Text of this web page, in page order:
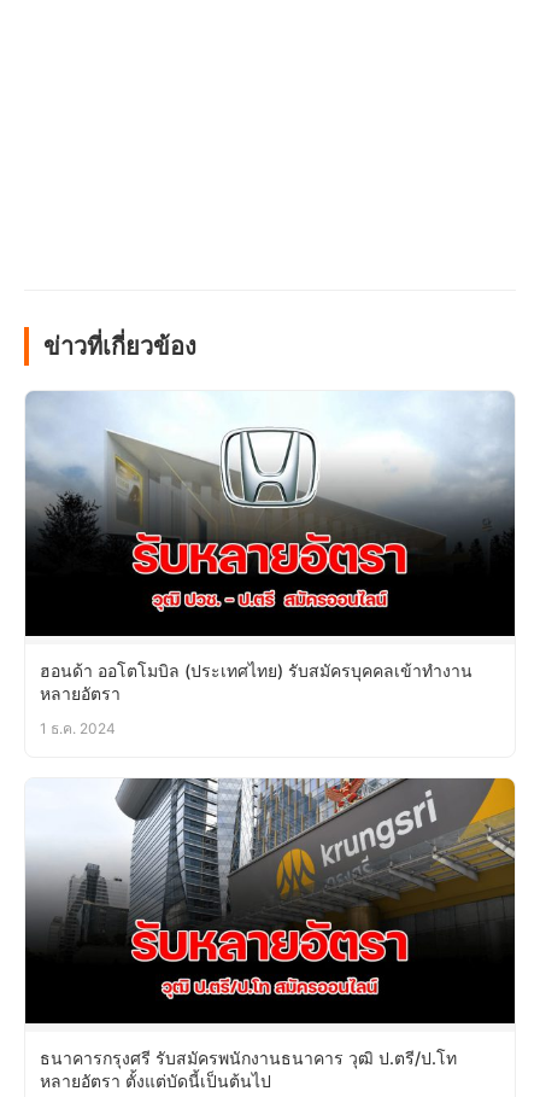
ข่าวที่เกี่ยวข้อง
ฮอนด้า ออโตโมบิล (ประเทศไทย) รับสมัครบุคคลเข้าทำงาน
หลายอัตรา
1 ธ.ค. 2024
ธนาคารกรุงศรี รับสมัครพนักงานธนาคาร วุฒิ ป.ตรี/ป.โท
หลายอัตรา ตั้งแต่บัดนี้เป็นต้นไป